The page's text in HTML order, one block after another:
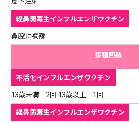
鼻腔に噴霧
接種回数
13歳未満 2回 13歳以上 1回